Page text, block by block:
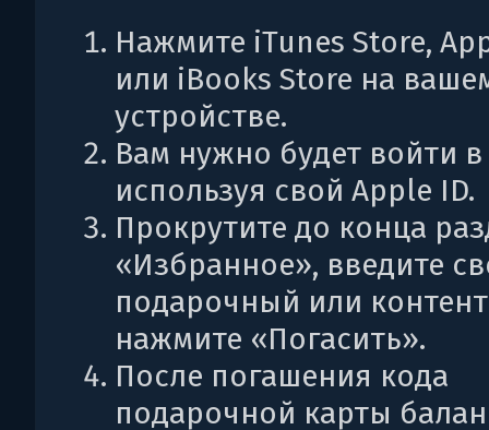
Нажмите iTunes Store,
или iBooks Store на
устройстве.
Вам нужно будет войти в
используя свой Apple ID.
Прокрутите до конца
«Избранное», введите
подарочный или
нажмите «Погасить».
После погашения кода
подарочной карты